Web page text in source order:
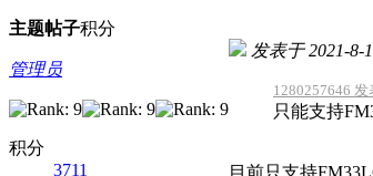
主题帖子积分
管理员
积分
3711
发表于 2021-8-
1280257646
只能支持
目前只支持